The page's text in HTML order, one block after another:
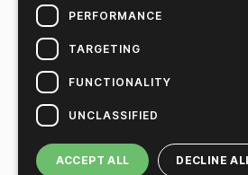
2 定制 DNA/
根据您的需求量
Real-Time
执行化验和实时
PERFORMANCE
TARGETING
FUNCTIONALITY
UNCLASSIFIED
ACCEPT ALL DECLINE